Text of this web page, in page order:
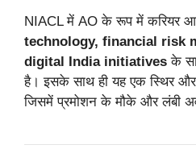
NIACL में AO के रूप में करियर
technology, financial risk
digital India initiatives के
है। इसके साथ ही यह एक स्थिर और
जिसमें प्रमोशन के मौके और लंबी